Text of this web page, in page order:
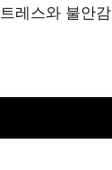
레스와 불안감